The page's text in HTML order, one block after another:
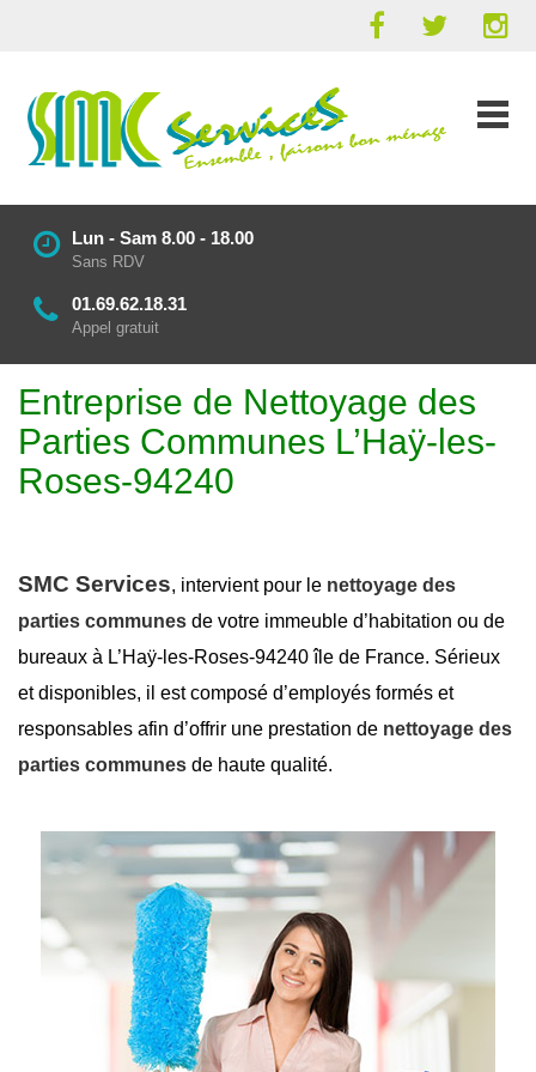
Lun - Sam 8.00 - 18.00
Sans RDV
01.69.62.18.31
Appel gratuit
Entreprise de Nettoyage des
Parties Communes L’Haÿ-les-
Roses-94240
SMC Services, intervient pour le nettoyage des
parties communes de votre immeuble d’habitation ou de
bureaux à L’Haÿ-les-Roses-94240 île de France. Sérieux
et disponibles, il est composé d’employés formés et
responsables afin d’offrir une prestation de nettoyage des
parties communes de haute qualité.